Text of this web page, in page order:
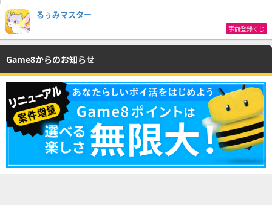
るぅみマスター
事前登録くじ
Game8からのお知らせ